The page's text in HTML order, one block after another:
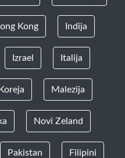
Kong Indija
Izrael Italija
Koreja Malezija
Novi Zeland
Pakistan Filipini